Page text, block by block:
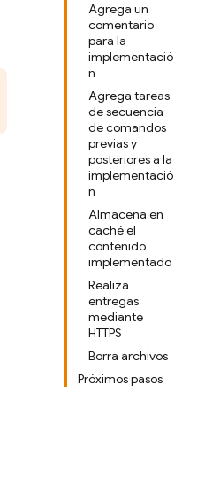
Agrega un
comentario
para la
implementació
n
Agrega tareas
de secuencia
de comandos
previas y
posteriores a la
implementació
n
Almacena en
caché el
contenido
implementado
Realiza
entregas
mediante
HTTPS
Borra archivos
Próximos pasos